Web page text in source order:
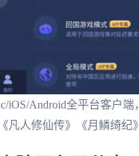
iOS/Android全平台客户
凡人修仙传》《月鳞绮纪